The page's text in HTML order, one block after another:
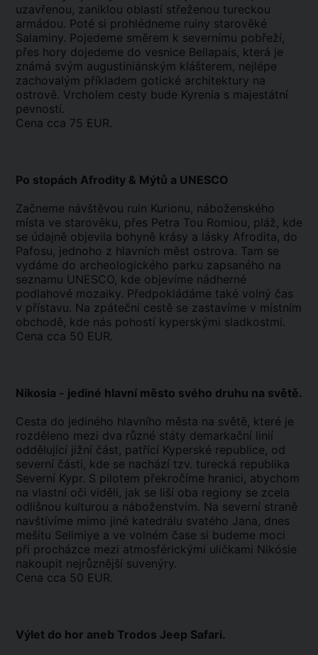
uzavřenou, zaniklou oblastí střeženou tureckou
armádou. Poté si prohlédneme ruiny starověké
Salaminy. Pojedeme směrem k severnímu pobřeží,
přes hory dojedeme do vesnice Bellapais, která je
známá svým augustiniánským klášterem, nejlépe
zachovalým příkladem gotické architektury na
ostrově. Vrcholem cesty bude Kyrenia s majestátní
pevností.
Cena cca 75 EUR.
Po stopách Afrodity & Mýtů a UNESCO
Začneme návštěvou ruin Kurionu, náboženského
místa ve starověku, přes Petra Tou Romiou, pláž, kde
se údajně objevila bohyně krásy a lásky Afrodita, do
Pafosu, jednoho z hlavních měst ostrova. Tam se
vydáme do archeologického parku zapsaného na
seznamu UNESCO, kde objevíme nádherné
podlahové mozaiky. Předpokládáme také volný čas
v přístavu. Na zpáteční cestě se zastavíme v místním
obchodě, kde nás pohostí kyperskými sladkostmi.
Cena cca 50 EUR.
Nikosia - jediné hlavní město svého druhu na světě.
Cesta do jediného hlavního města na světě, které je
rozděleno mezi dva různé státy demarkační linií
oddělující jižní část, patřící Kyperské republice, od
severní části, kde se nachází tzv. turecká republika
Severní Kypr. S pilotem překročíme hranici, abychom
na vlastní oči viděli, jak se liší oba regiony se zcela
odlišnou kulturou a náboženstvím. Na severní straně
navštívíme mimo jiné katedrálu svatého Jana, dnes
mešitu Selimiye a ve volném čase si budeme moci
při procházce mezi atmosférickými uličkami Nikósie
nakoupit nejrůznější suvenýry.
Cena cca 50 EUR.
Výlet do hor aneb Trodos Jeep Safari.